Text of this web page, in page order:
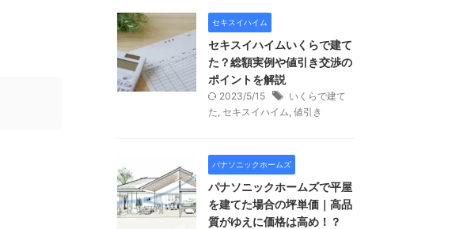
セキスイハイム
セキスイハイムいくらで建て
た？総額実例や値引き交渉の
ポイントを解説
2023/5/15
いくらで建て
た, セキスイハイム, 値引き
パナソニックホームズ
パナソニックホームズで平屋
を建てた場合の坪単価｜高品
質がゆえに価格は高め！？